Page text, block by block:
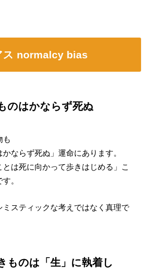
ス normalcy bias
のはかならず死ぬ
も
かならず死ぬ」運命にあります。
とは死に向かって歩きはじめる」こ
。
ミスティックな考えではなく真理で
ものは「生」に執着し